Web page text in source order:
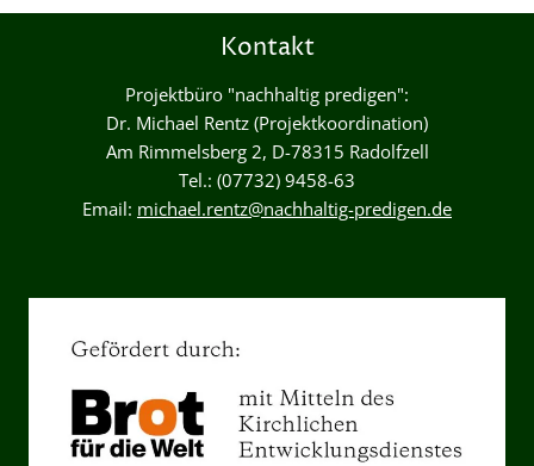
Kontakt
Projektbüro "nachhaltig predigen":
Dr. Michael Rentz (Projektkoordination)
Am Rimmelsberg 2, D-78315 Radolfzell
Tel.: (07732) 9458-63
Email: michael.rentz@nachhaltig-predigen.de